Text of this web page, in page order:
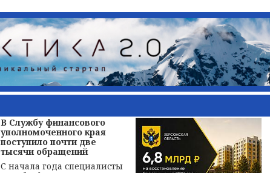
В Службу финансового
уполномоченного края
поступило почти две
тысячи обращений
С начала года специалисты